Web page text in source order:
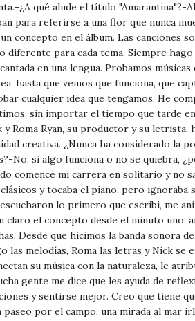
¿A qué alude el título "Amarantina"?-
para referirse a una flor que nunca
concepto en el álbum. Las canciones
diferente para cada tema. Siempre
en una lengua. Probamos
hasta que vemos que funciona, que
cualquier idea que tengamos. He
sin importar el tiempo que tarde
Roma Ryan, su productor y su letrista,
creativa. ¿Nunca ha considerado la
No, si algo funciona o no se quiebra,
comencé mi carrera en solitario y no
y tocaba el piano, pero ignoraba
lo primero que escribí, me
el concepto desde el minuto uno,
Desde que hicimos la banda sonora
las melodías, Roma las letras y Nick se
su música con la naturaleza, le
gente me dice que les ayuda de
y sentirse mejor. Creo que tiene
paseo por el campo, una mirada al mar